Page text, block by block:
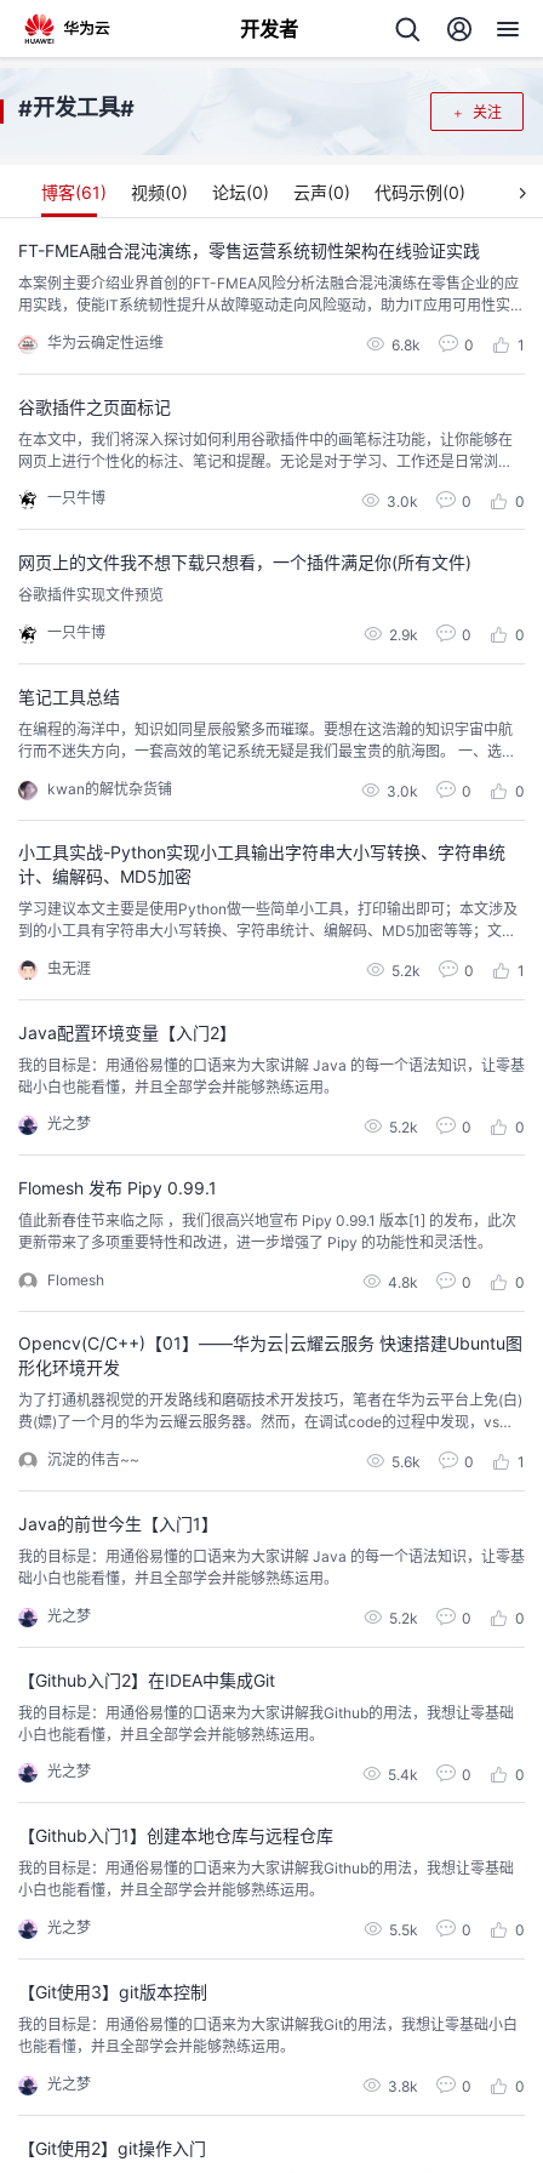
开发者
返
回
个
人
主
页
我
的
开
发
者
我
的
博
客
我
的
论
坛
我
的
圈
子
我
的
直
我
的
我
我
的
开
者
学
堂
我
的
课
程
我
的
认
证
我
的
实
验
我
的
收
藏
我
的
我
支
持
我
的
技
术
支
我
的
云
声
关注
#开发工具#
博客(61) 视频(0) 论坛(0) 云声(0) 代码示例(0)
FT-FMEA融合混沌演练，零售运营系统韧性架构在线验证实践
本案例主要介绍业界首创的FT-FMEA风险分析法融合混沌演练在零售企业的应
用实践，使能IT系统韧性提升从故障驱动走向风险驱动，助力IT应用可用性实现
华为云确定性运维
6.8k 0 1
谷歌插件之页面标记
在本文中，我们将深入探讨如何利用谷歌插件中的画笔标注功能，让你能够在
网页上进行个性化的标注、笔记和提醒。无论是对于学习、工作还是日常浏
一只牛博
3.0k 0 0
网页上的文件我不想下载只想看，一个插件满足你(所有文件)
谷歌插件实现文件预览
一只牛博 2.9k 0 0
笔记工具总结
在编程的海洋中，知识如同星辰般繁多而璀璨。要想在这浩瀚的知识宇宙中航
行而不迷失方向，一套高效的笔记系统无疑是我们最宝贵的航海图。 一、选择
面上有许多笔记软件，如 Notion、Evernote、OneNote 等，它们各有特点：N
otion：强大的数据库功能，支持多种内容类型，如文本、代码、表格等。Ever
kwan的解忧杂货铺 3.0k 0 0
小工具实战-Python实现小工具输出字符串大小写转换、字符串统
计、编解码、MD5加密
学习建议本文主要是使用Python做一些简单小工具，打印输出即可；本文涉及
到的小工具有字符串大小写转换、字符串统计、编解码、MD5加密等等；文章
准输入输出、字符串基本操作、unittest框架基本使用、方法和类的使用等；写
作思路是先大概介绍每个小工具的实现思路，然后写一点部分代码，最后会把
虫无涯 5.2k 0 1
Java配置环境变量【入门2】
我的目标是：用通俗易懂的口语来为大家讲解 Java 的每一个语法知识，让零基
础小白也能看懂，并且全部学会并能够熟练运用。
光之梦 5.2k 0 0
Flomesh 发布 Pipy 0.99.1
值此新春佳节来临之际 ，我们很高兴地宣布 Pipy 0.99.1 版本[1] 的发布，此次
更新带来了多项重要特性和改进，进一步增强了 Pipy 的功能性和灵活性。
Flomesh 4.8k 0 0
Opencv(C/C++)【01】——华为云|云耀云服务 快速搭建Ubuntu图
形化环境开发
为了打通机器视觉的开发路线和磨砺技术开发技巧，笔者在华为云平台上免(白)
费(嫖)了一个月的华为云耀云服务器。然而，在调试code的过程中发现，vs在
图形化开发环境的原因，然后我就开始了一系列的装系统，配环境。。。。。
沉淀的伟吉~~ 5.6k 0 1
Java的前世今生【入门1】
我的目标是：用通俗易懂的口语来为大家讲解 Java 的每一个语法知识，让零基
础小白也能看懂，并且全部学会并能够熟练运用。
光之梦 5.2k 0 0
【Github入门2】在IDEA中集成Git
我的目标是：用通俗易懂的口语来为大家讲解我Github的用法，我想让零基础
小白也能看懂，并且全部学会并能够熟练运用。
光之梦 5.4k 0 0
【Github入门1】创建本地仓库与远程仓库
我的目标是：用通俗易懂的口语来为大家讲解我Github的用法，我想让零基础
小白也能看懂，并且全部学会并能够熟练运用。
光之梦 5.5k 0 0
【Git使用3】git版本控制
我的目标是：用通俗易懂的口语来为大家讲解我Git的用法，我想让零基础小白
也能看懂，并且全部学会并能够熟练运用。
光之梦 3.8k 0 0
【Git使用2】git操作入门